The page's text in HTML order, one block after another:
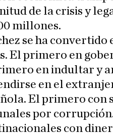
de la crisis y
millones.
se ha
El primero en
en indultar y
en el
El primero con
por
con